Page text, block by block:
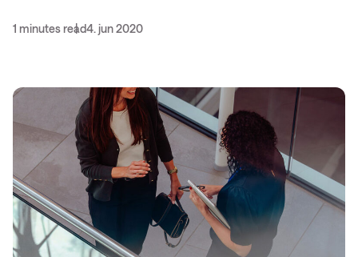
1 minutes read4. jun 2020